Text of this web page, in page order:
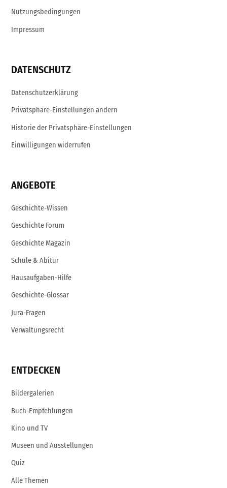
Nutzungsbedingungen
Impressum
DATENSCHUTZ
Datenschutzerklärung
Privatsphäre-Einstellungen ändern
Historie der Privatsphäre-Einstellungen
Einwilligungen widerrufen
ANGEBOTE
Geschichte-Wissen
Geschichte Forum
Geschichte Magazin
Schule & Abitur
Hausaufgaben-Hilfe
Geschichte-Glossar
Jura-Fragen
Verwaltungsrecht
ENTDECKEN
Bildergalerien
Buch-Empfehlungen
Kino und TV
Museen und Ausstellungen
Quiz
Alle Themen